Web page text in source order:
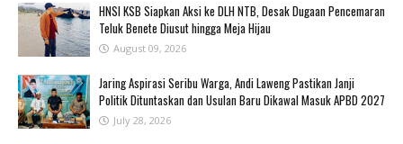
‎HNSI KSB Siapkan Aksi ke DLH NTB, Desak Dugaan Pencemaran
Teluk Benete Diusut hingga Meja Hijau
August 09, 2026
Jaring Aspirasi Seribu Warga, Andi Laweng Pastikan Janji
Politik Dituntaskan dan Usulan Baru Dikawal Masuk APBD 2027
July 28, 2026